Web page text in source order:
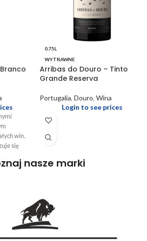
win.
się
są
0.75L
WYTRAWNE
Arribas do Douro – Tinto
Grande Reserva
Portugalia, Douro, Wina
Login to see prices
nasze marki